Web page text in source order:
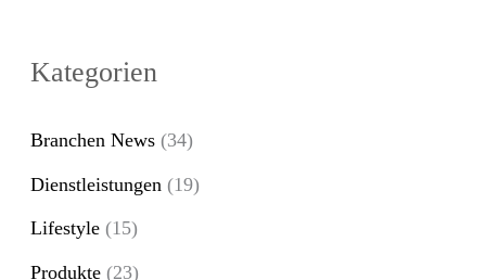
e
n
Kategorien
Branchen News (34)
Dienstleistungen (19)
Lifestyle (15)
Produkte (23)